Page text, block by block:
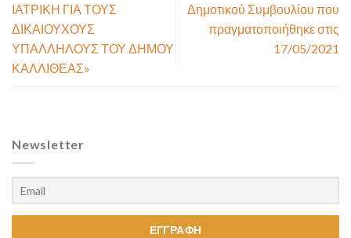
ΙΑΤΡΙΚΗ ΓΙΑ ΤΟΥΣ
ΔΙΚΑΙΟΥΧΟΥΣ
ΥΠΑΛΛΗΛΟΥΣ ΤΟΥ ΔΗΜΟΥ
ΚΑΛΛΙΘΕΑΣ»
Δημοτικού Συμβουλίου που
πραγματοποιήθηκε στις
17/05/2021
Newsletter